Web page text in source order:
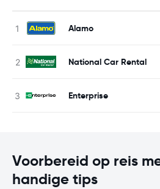
Alamo
National Car Rental
Enterprise
Voorbereid op reis
handige tips